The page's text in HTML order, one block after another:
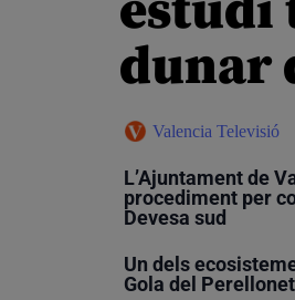
dunar
Valencia Televisió
L’Ajuntament de
procediment per
Devesa sud
Un dels
Gola del